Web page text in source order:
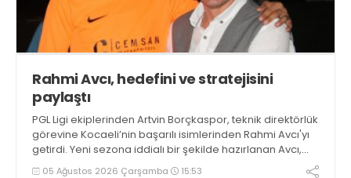
Rahmi Avcı, hedefini ve stratejisini
paylaştı
PGL Ligi ekiplerinden Artvin Borçkaspor, teknik direktörlük
görevine Kocaeli’nin başarılı isimlerinden Rahmi Avcı'yı
getirdi. Yeni sezona iddialı bir şekilde hazırlanan Avcı,
duygularını aktardı.
05 Ağustos 2026 Çarşamba 15:53